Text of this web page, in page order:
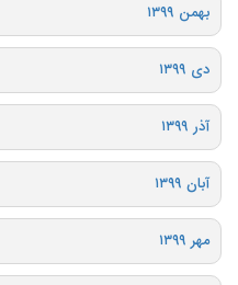
بهمن ۱۳۹۹
دی ۱۳۹۹
آذر ۱۳۹۹
آبان ۱۳۹۹
مهر ۱۳۹۹